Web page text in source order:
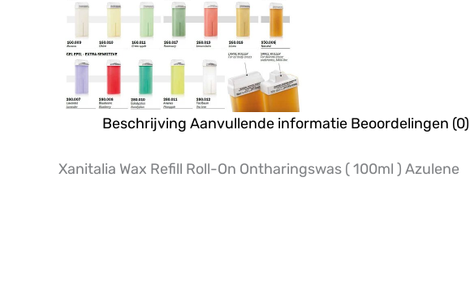
Beschrijving Aanvullende informatie Beoordelingen (0)
Xanitalia Wax Refill Roll-On Ontharingswas ( 100ml ) Azulene